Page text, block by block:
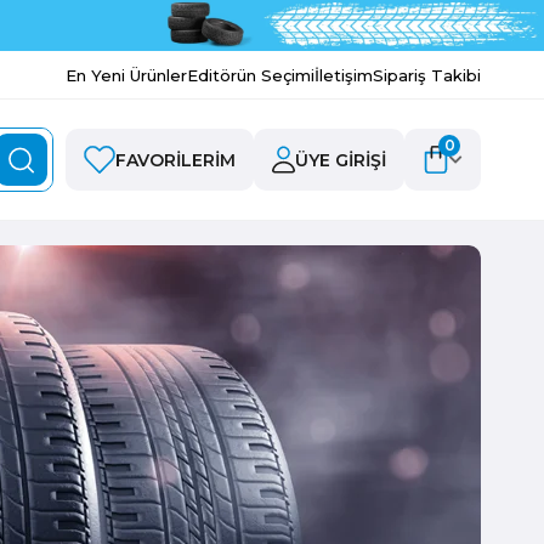
En Yeni ÜrünlerEditörün SeçimiİletişimSipariş Takibi
FAVORILERIM ÜYE GIRIŞI
0